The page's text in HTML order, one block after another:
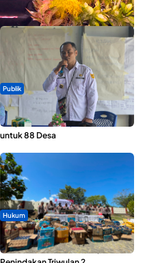
Publik
ABDESI Morotai Apresiasi
Penyaluran ADD Rp3,13 Miliar
untuk 88 Desa
Hukum
Polda Maluku Utara Musnahkan
Ribuan Liter Miras Hasil Operasi